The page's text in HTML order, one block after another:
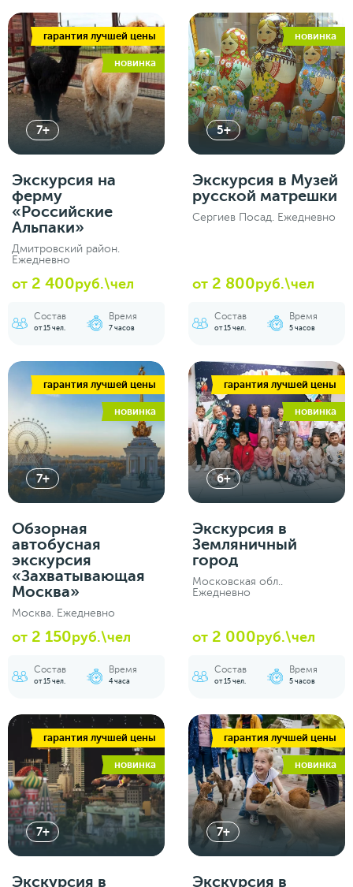
гарантия лучшей цены
новинка
7+
Экскурсия на
ферму
«Российские
Альпаки»
Дмитровский район.
Ежедневно
от 2 400руб.\чел
Состав
от 15 чел.
Время
7 часов
новинка
5+
Экскурсия в Музей
русской матрешки
Сергиев Посад. Ежедневно
от 2 800руб.\чел
Состав
от 15 чел.
Время
5 часов
гарантия лучшей цены
новинка
7+
Обзорная
автобусная
экскурсия
«Захватывающая
Москва»
Москва. Ежедневно
от 2 150руб.\чел
Состав
от 15 чел.
Время
4 часа
гарантия лучшей цены
новинка
6+
Экскурсия в
Земляничный
город
Московская обл..
Ежедневно
от 2 000руб.\чел
Состав
от 15 чел.
Время
5 часов
гарантия лучшей цены
новинка
7+
Экскурсия в
гарантия лучшей цены
новинка
7+
Экскурсия в